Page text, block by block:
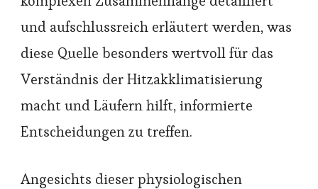
und aufschlussreich erläutert werden, was
diese Quelle besonders wertvoll für das
Verständnis der Hitzakklimatisierung
macht und Läufern hilft, informierte
Entscheidungen zu treffen.
Angesichts dieser physiologischen